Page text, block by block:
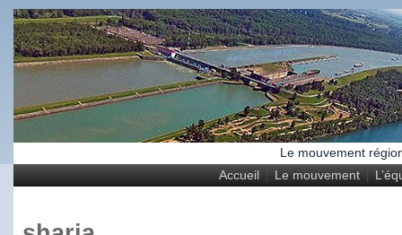
Le mouvement
Accueil
Le mouvement